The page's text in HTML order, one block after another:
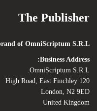
The Publisher
of OmniScriptum S.R.L.
Business Address:
OmniScriptum S.R.L.
120 High Road, East Finchley
London, N2 9ED
United Kingdom